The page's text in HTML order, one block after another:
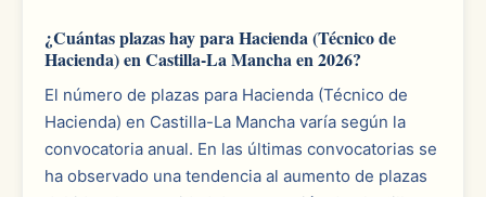
¿Cuántas plazas hay para Hacienda (Técnico de
Hacienda) en Castilla-La Mancha en 2026?
El número de plazas para Hacienda (Técnico de
Hacienda) en Castilla-La Mancha varía según la
convocatoria anual. En las últimas convocatorias se
ha observado una tendencia al aumento de plazas